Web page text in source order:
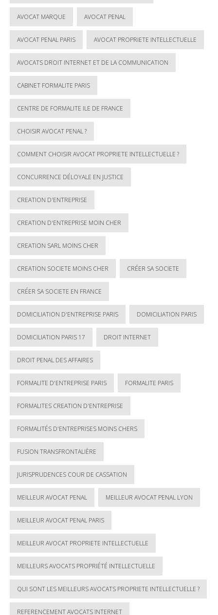
AVOCAT MARQUE AVOCAT PENAL
AVOCAT PENAL PARIS AVOCAT PROPRIETE INTELLECTUELLE
AVOCATS DROIT INTERNET ET DE LA COMMUNICATION
CABINET FORMALITE PARIS
CENTRE DE FORMALITE ILE DE FRANCE
CHOISIR AVOCAT PENAL ?
COMMENT CHOISIR AVOCAT PROPRIETE INTELLECTUELLE ?
CONCURRENCE DÉLOYALE EN JUSTICE
CREATION D'ENTREPRISE
CREATION D'ENTREPRISE MOIN CHER
CREATION SARL MOINS CHER
CREATION SOCIETE MOINS CHER CRÉER SA SOCIETE
CRÉER SA SOCIETE EN FRANCE
DOMICILIATION D'ENTREPRISE PARIS DOMICILIATION PARIS
DOMICILIATION PARIS 17 DROIT INTERNET
DROIT PENAL DES AFFAIRES
FORMALITE D'ENTREPRISE PARIS FORMALITE PARIS
FORMALITES CREATION D'ENTREPRISE
FORMALITÉS D'ENTREPRISES MOINS CHERS
FUSION TRANSFRONTALIÈRE
JURISPRUDENCES COUR DE CASSATION
MEILLEUR AVOCAT PENAL MEILLEUR AVOCAT PENAL LYON
MEILLEUR AVOCAT PENAL PARIS
MEILLEUR AVOCAT PROPRIETE INTELLECTUELLE
MEILLEURS AVOCATS PROPRIÉTÉ INTELLECTUELLE
QUI SONT LES MEILLEURS AVOCATS PROPRIETE INTELLECTUELLE ?
REFERENCEMENT AVOCATS INTERNET